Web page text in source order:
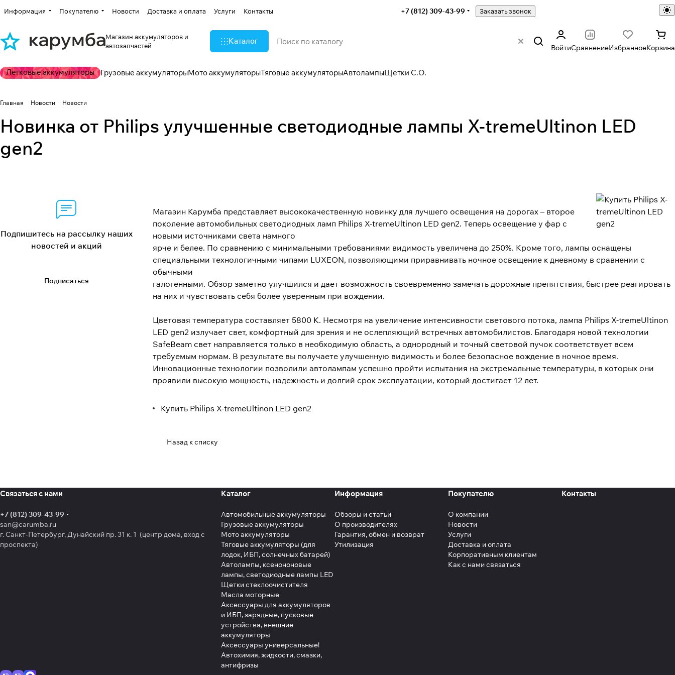
Информация Покупателю Новости Доставка и оплата Услуги Контакты +7 (812) 309-43-99 Заказать звонок
Магазин аккумуляторов и
автозапчастей
Каталог
ВойтиСравнениеИзбранноеКорзина
Легковые аккумуляторы Грузовые аккумуляторыМото аккумуляторыТяговые аккумуляторыАвтолампыЩетки С.О.
Главная Новости Новости
Новинка от Philips улучшенные светодиодные лампы X-tremeUltinon LED
gen2
Магазин Карумба представляет высококачественную новинку для лучшего освещения на дорогах – второе
поколение автомобильных светодиодных ламп Philips X-tremeUltinon LED gen2. Теперь освещение у фар с
новыми источниками света намного
ярче и белее. По сравнению с минимальными требованиями видимость увеличена до 250%. Кроме того, лампы оснащены
специальными технологичными чипами LUXEON, позволяющими приравнивать ночное освещение к дневному в сравнении с
обычными
галогенными. Обзор заметно улучшился и дает возможность своевременно замечать дорожные препятствия, быстрее реагировать
на них и чувствовать себя более уверенным при вождении.
Цветовая температура составляет 5800 К. Несмотря на увеличение интенсивности светового потока, лампа Philips X-tremeUltinon
LED gen2 излучает свет, комфортный для зрения и не ослепляющий встречных автомобилистов. Благодаря новой технологии
SafeBeam свет направляется только в необходимую область, а однородный и точный световой пучок соответствует всем
требуемым нормам. В результате вы получаете улучшенную видимость и более безопасное вождение в ночное время.
Инновационные технологии позволили автолампам успешно пройти испытания на экстремальные температуры, в которых они
проявили высокую мощность, надежность и долгий срок эксплуатации, который достигает 12 лет.
Купить Philips X-tremeUltinon LED gen2
Назад к списку
Подпишитесь на рассылку наших
новостей и акций
Подписаться
Связаться с нами
+7 (812) 309-43-99
san@carumba.ru
г. Санкт-Петербург, Дунайский пр. 31 к. 1 (центр дома, вход с
проспекта)
Каталог
Автомобильные аккумуляторы
Грузовые аккумуляторы
Мото аккумуляторы
Тяговые аккумуляторы (для
лодок, ИБП, солнечных батарей)
Автолампы, ксенононовые
лампы, светодиодные лампы LED
Щетки стеклоочистителя
Масла моторные
Аксессуары для аккумуляторов
и ИБП, зарядные, пусковые
устройства, внешние
аккумуляторы
Аксессуары универсальные!
Автохимия, жидкости, смазки,
антифризы
Информация
Обзоры и статьи
О производителях
Гарантия, обмен и возврат
Утилизация
Покупателю
О компании
Новости
Услуги
Доставка и оплата
Корпоративным клиентам
Как с нами связаться
Контакты